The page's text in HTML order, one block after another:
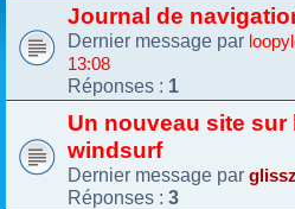
Journal de
Dernier message par
13:08
Réponses : 1
Un nouveau site sur
windsurf
Dernier message par
Réponses : 3